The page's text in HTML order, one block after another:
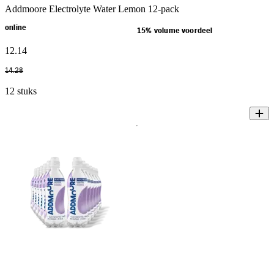
Addmoore Electrolyte Water Lemon 12-pack
online 15% volume voordeel
12.14
14.28
12 stuks